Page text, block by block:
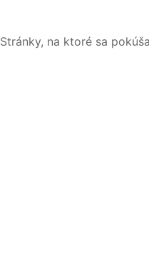
Stránky, na ktoré sa